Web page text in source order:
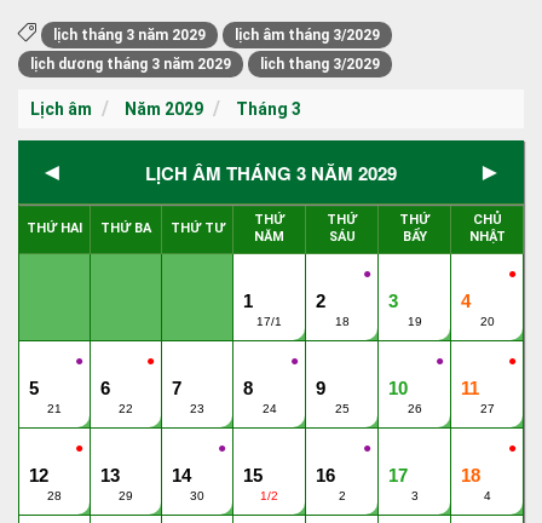
lịch tháng 3 năm 2029
lịch âm tháng 3/2029
lịch dương tháng 3 năm 2029
lich thang 3/2029
Lịch âm Năm 2029 Tháng 3
◄ LỊCH ÂM THÁNG 3 NĂM 2029 ►
THỨ HAI THỨ BA THỨ TƯ
THỨ
NĂM
THỨ
SÁU
THỨ
BẨY
CHỦ
NHẬT
1
17/1
●
2
18
3
19
●
4
20
●
5
21
●
6
22
7
23
●
8
24
9
25
●
10
26
●
11
27
●
12
28
13
29
●
14
30
15
1/2
●
16
2
17
3
●
18
4